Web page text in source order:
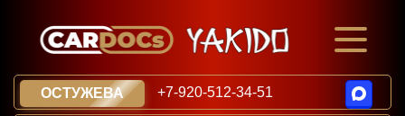
ОСТУЖЕВА +7-920-512-34-51